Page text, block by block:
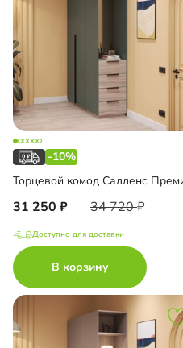
-10%
31 250 34 720
Доступно для доставки
В корзину